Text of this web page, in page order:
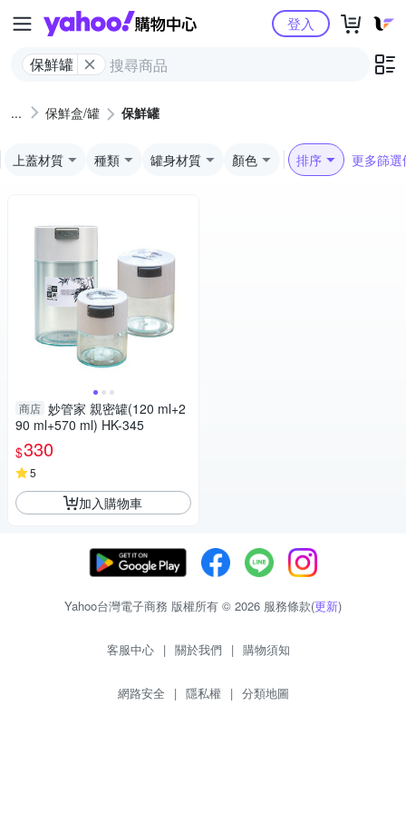
Yahoo購物中心
保鮮罐
登入
保鮮盒/罐 保鮮罐
上蓋材質 種類 罐身材質 顏色 排序 更多篩選
商店 妙管家 親密罐(120 ml+2
90 ml+570 ml) HK-345
$330
5
加入購物車
Yahoo台灣電子商務 版權所有 © 2026 服務條款(更新)
客服中心 | 關於我們 | 購物須知
網路安全 | 隱私權 | 分類地圖